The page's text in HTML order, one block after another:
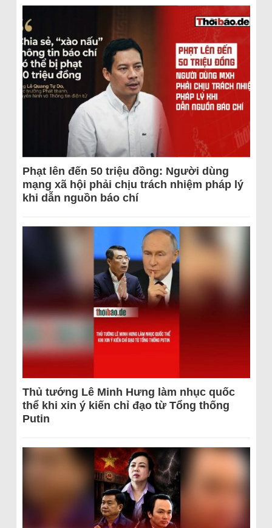
Phạt lên đến 50 triệu đồng: Người dùng
mạng xã hội phải chịu trách nhiệm pháp lý
khi dẫn nguồn báo chí
Thủ tướng Lê Minh Hưng làm nhục quốc
thể khi xin ý kiến chỉ đạo từ Tổng thống
Putin